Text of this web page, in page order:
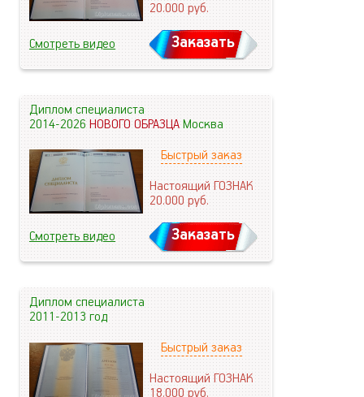
20.000руб.
Смотреть видео Заказать
Диплом специалиста
2014-2026НОВОГО ОБРАЗЦАМосква
Быстрый заказ
Настоящий ГОЗНАК
20.000руб.
Смотреть видео Заказать
Диплом специалиста
2011-2013 год
Быстрый заказ
Настоящий ГОЗНАК
18.000руб.